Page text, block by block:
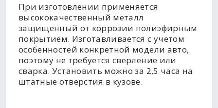
При изготовлении применяется
высококачественный металл
защищенный от коррозии полиэфирным
покрытием. Изготавливается с учетом
особенностей конкретной модели авто,
поэтому не требуется сверление или
сварка. Установить можно за 2,5 часа на
штатные отверстия в кузове.